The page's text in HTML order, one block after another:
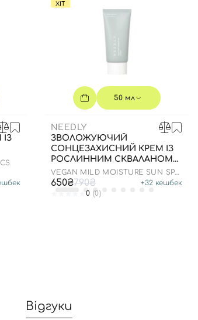
ХІТ
50 мл
NEEDLY
ЗВОЛОЖУЮЧИЙ
СОНЦЕЗАХИСНИЙ КРЕМ ІЗ
РОСЛИННИМ СКВАЛАНОМ
ДО 23.03.2027 50 МЛ
VEGAN MILD MOISTURE SUN SPF
50+ PA++++
650₴790₴ +32 кешбек
0 (0)
Відгуки